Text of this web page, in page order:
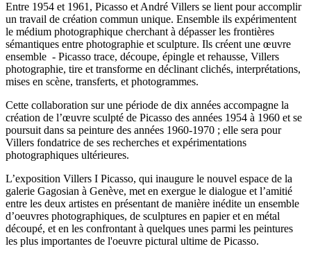
Entre 1954 et 1961, Picasso et André Villers se lient pour accomplir
un travail de création commun unique. Ensemble ils expérimentent
le médium photographique cherchant à dépasser les frontières
sémantiques entre photographie et sculpture. Ils créent une œuvre
ensemble - Picasso trace, découpe, épingle et rehausse, Villers
photographie, tire et transforme en déclinant clichés, interprétations,
mises en scène, transferts, et photogrammes.
Cette collaboration sur une période de dix années accompagne la
création de l’œuvre sculpté de Picasso des années 1954 à 1960 et se
poursuit dans sa peinture des années 1960-1970 ; elle sera pour
Villers fondatrice de ses recherches et expérimentations
photographiques ultérieures.
L’exposition Villers I Picasso, qui inaugure le nouvel espace de la
galerie Gagosian à Genève, met en exergue le dialogue et l’amitié
entre les deux artistes en présentant de manière inédite un ensemble
d’oeuvres photographiques, de sculptures en papier et en métal
découpé, et en les confrontant à quelques unes parmi les peintures
les plus importantes de l'oeuvre pictural ultime de Picasso.